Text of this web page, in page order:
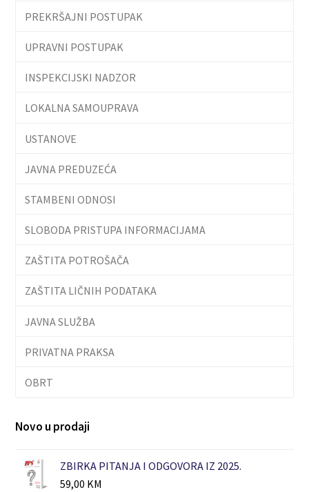
PREKRŠAJNI POSTUPAK
UPRAVNI POSTUPAK
INSPEKCIJSKI NADZOR
LOKALNA SAMOUPRAVA
USTANOVE
JAVNA PREDUZEĆA
STAMBENI ODNOSI
SLOBODA PRISTUPA INFORMACIJAMA
ZAŠTITA POTROŠAČA
ZAŠTITA LIČNIH PODATAKA
JAVNA SLUŽBA
PRIVATNA PRAKSA
OBRT
Novo u prodaji
ZBIRKA PITANJA I ODGOVORA IZ 2025.
59,00 KM